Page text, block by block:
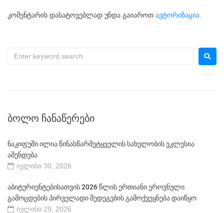
კომენტარის დასატოვებლად უნდა გაიაროთ ავტორიზაცია
ᲑᲝᲚᲝ ᲩᲐᲜᲐᲬᲔᲠᲔᲑᲘ
ნაკიფუში ილია წინასწარმეტყველის სახელობის ეკლესია
აშენდება
ივლისი 30, 2026
აბიტურიენტებისათვის 2026 წლის ერთიანი ეროვნული
გამოცდების პირველადი შედეგების გამოქვეყნება დაიწყო
ივლისი 29, 2026